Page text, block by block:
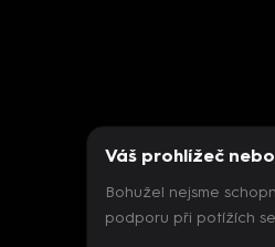
Váš prohlížeč
Bohužel nejsme
podporu při potížích